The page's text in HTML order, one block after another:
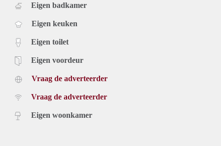
Eigen badkamer
Eigen keuken
Eigen toilet
Eigen voordeur
Vraag de adverteerder
Vraag de adverteerder
Eigen woonkamer